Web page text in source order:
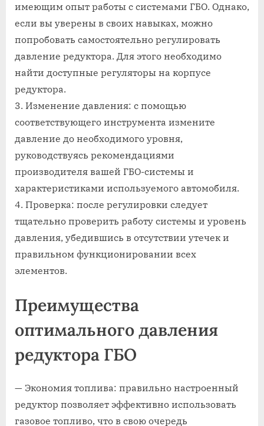
имеющим опыт работы с системами ГБО. Однако,
если вы уверены в своих навыках, можно
попробовать самостоятельно регулировать
давление редуктора. Для этого необходимо
найти доступные регуляторы на корпусе
редуктора.
3. Изменение давления: с помощью
соответствующего инструмента измените
давление до необходимого уровня,
руководствуясь рекомендациями
производителя вашей ГБО-системы и
характеристиками используемого автомобиля.
4. Проверка: после регулировки следует
тщательно проверить работу системы и уровень
давления, убедившись в отсутствии утечек и
правильном функционировании всех
элементов.
Преимущества
оптимального давления
редуктора ГБО
— Экономия топлива: правильно настроенный
редуктор позволяет эффективно использовать
газовое топливо, что в свою очередь